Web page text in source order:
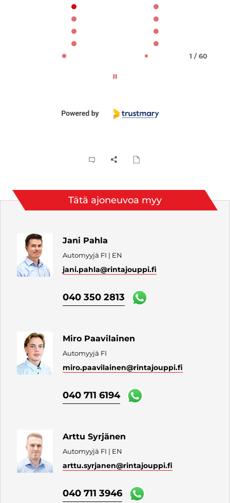
1 / 60
Tätä ajoneuvoa myy
Jani Pahla
Automyyjä FI | EN
jani.pahla@rintajouppi.fi
040 350 2813
Miro Paavilainen
Automyyjä FI
miro.paavilainen@rintajouppi.fi
040 711 6194
Arttu Syrjänen
Automyyjä FI | EN
arttu.syrjanen@rintajouppi.fi
040 711 3946